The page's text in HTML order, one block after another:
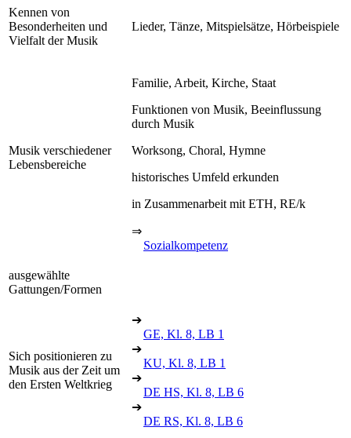
Kennen von
Besonderheiten und
Vielfalt der Musik
Lieder, Tänze, Mitspielsätze, Hörbeispiele
Musik verschiedener
Lebensbereiche
Familie, Arbeit, Kirche, Staat
Funktionen von Musik, Beeinflussung
durch Musik
Worksong, Choral, Hymne
historisches Umfeld erkunden
in Zusammenarbeit mit ETH, RE/k
⇒
Sozialkompetenz
ausgewählte
Gattungen/Formen
Sich positionieren zu
Musik aus der Zeit um
den Ersten Weltkrieg
➔
GE, Kl. 8, LB 1
➔
KU, Kl. 8, LB 1
➔
DE HS, Kl. 8, LB 6
➔
DE RS, Kl. 8, LB 6